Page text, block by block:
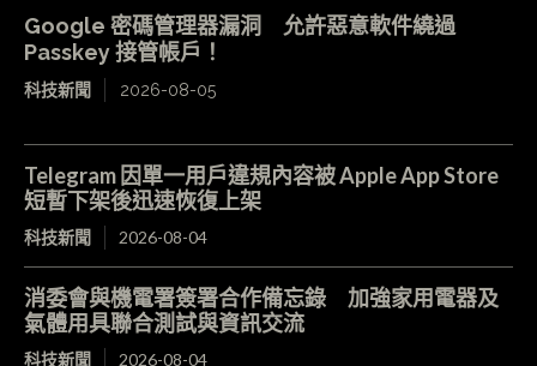
Google 密碼管理器漏洞 允許惡意軟件繞過
Passkey 接管帳戶！
科技新聞 2026-08-05
Telegram 因單一用戶違規內容被 Apple App Store
短暫下架後迅速恢復上架
科技新聞 2026-08-04
消委會與機電署簽署合作備忘錄 加強家用電器及
氣體用具聯合測試與資訊交流
科技新聞 2026-08-04